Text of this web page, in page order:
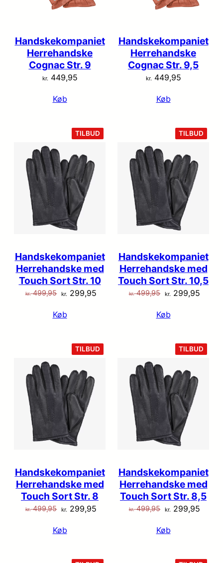
Handskekompaniet
Herrehandske
Cognac Str. 9
kr. 449,95
Køb
Handskekompaniet
Herrehandske
Cognac Str. 9,5
kr. 449,95
Køb
TILBUD
PÅ
Handskekompaniet
Herrehandske med
Touch Sort Str. 10
kr.499,95 Den
pris
kr. 499,95.
kr. 299,95Den
kr. 299,95.
Køb
TILBUD
PÅ
Handskekompaniet
Herrehandske med
Touch Sort Str. 10,5
kr.499,95 Den
pris
kr. 499,95.
kr. 299,95Den
kr.
Køb
TILBUD
PÅ
Handskekompaniet
Herrehandske med
Touch Sort Str. 8
kr.499,95 Den
pris
kr. 299,95Den
Køb
TILBUD
PÅ
Handskekompaniet
Herrehandske med
Touch Sort Str. 8,5
kr.499,95 Den
pris
kr. 299,95Den
Køb